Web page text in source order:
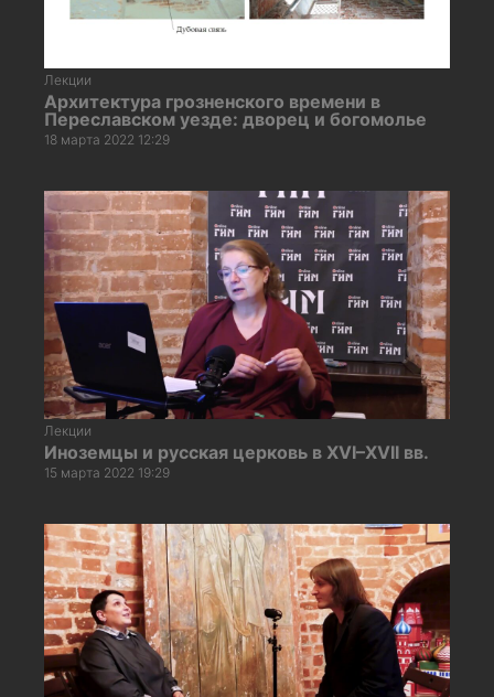
Лекции
Архитектура грозненского времени в
Переславском уезде: дворец и богомолье
18 марта 2022 12:29
Лекции
Иноземцы и русская церковь в XVI–XVII вв.
15 марта 2022 19:29